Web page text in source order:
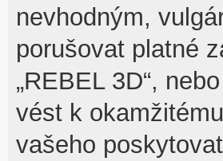
nevhodným,
porušovat platné
„REBEL 3D“,
vést k
vašeho